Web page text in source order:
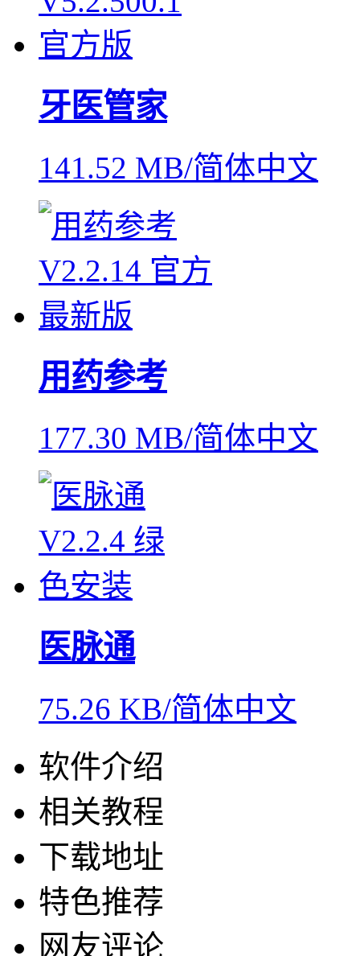
牙医管家
141.52 MB/简体中文
用药参考
177.30 MB/简体中文
医脉通
75.26 KB/简体中文
软件介绍
相关教程
下载地址
特色推荐
网友评论